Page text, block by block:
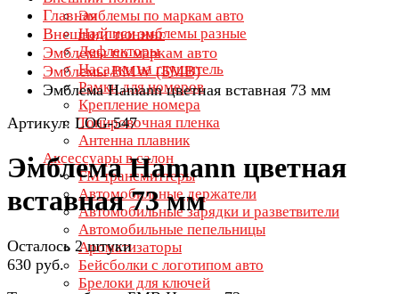
Эмблемы по маркам авто
Надписи эмблемы разные
Дефлекторы
Насадки на глушитель
Рамки для номеров
Крепление номера
Тонировочная пленка
Антенна плавник
Аксессуары в салон
FM трансмиттеры
Автомобильные держатели
Автомобильные зарядки и разветвители
Автомобильные пепельницы
Ароматизаторы
Бейсболки с логотипом авто
Брелоки для ключей
Главная
Внешний тюнинг
Эмблемы по маркам авто
Эмблемы BMW (БМВ)
Эмблема Hamann цветная вставная 73 мм
Артикул: LOG-547
Эмблема Hamann цветная
вставная 73 мм
Осталось 2 штуки
630 руб.